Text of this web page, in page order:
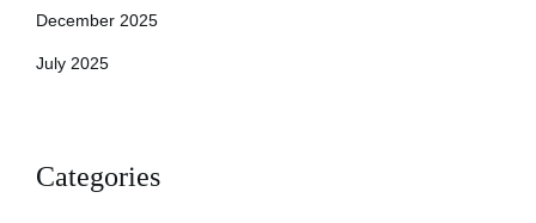
December 2025
July 2025
Categories